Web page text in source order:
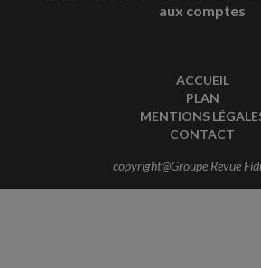
aux comptes
ACCUEIL
PLAN
MENTIONS
CONTACT
copyright@Groupe Revue